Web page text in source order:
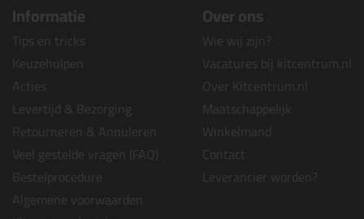
Informatie
Tips en tricks
Keuzehulpen
Acties
Levertijd & Bezorging
Retourneren & Annuleren
Veel gestelde vragen (FAQ)
Bestelprocedure
Algemene voorwaarden
Over ons
Wie wij zijn?
Vacatures bij kitcentrum.nl
Over Kitcentrum.nl
Maatschappelijk
Winkelmand
Contact
Leverancier worden?